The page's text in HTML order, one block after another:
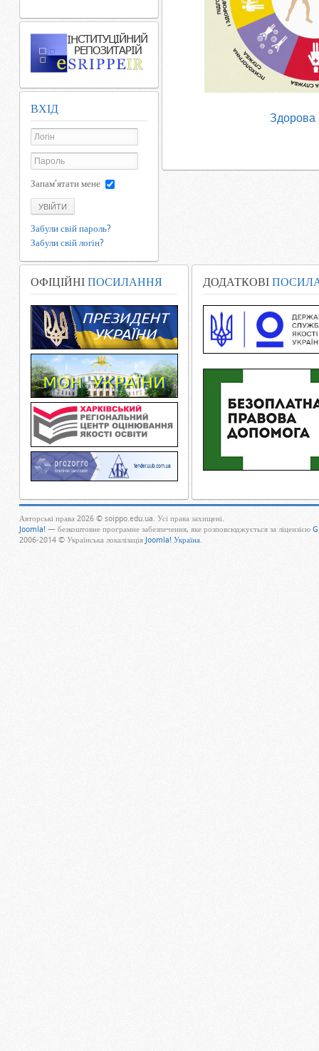
Здорова
ВХІД
Запам'ятати мене
УВІЙТИ
Забули свій пароль?
Забули свій логін?
ОФІЦІЙНІ ПОСИЛАННЯ ДОДАТКОВІ
Авторські права 2026 © soippo.edu.ua. Усі права захищені.
Joomla! — безкоштовне програмне забезпечення, яке розповсюджується за ліцензією
2006-2014 © Українська локалізація Joomla! Україна.